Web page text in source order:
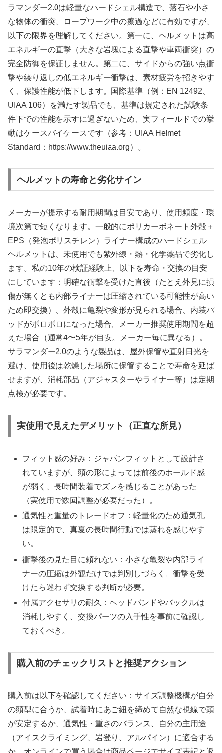
ラマンダー2.0は軽量なハードシェル構造で、落石や小さ
な物体の衝突、ロープワーク中の擦過などに有効ですが、
以下の限界を理解してください。第一に、ヘルメットは高
エネルギーの直撃（大きな岩塊による直撃や車両衝突）の
完全防御を保証しません。第二に、サイドからの強い点衝
撃や繰り返しの低エネルギー衝撃は、素材疲労を招きやす
く、保護性能が低下します。国際基準（例：EN 12492、
UIAA 106）を満たす製品でも、基準は規定された試験条
件下での性能を示すに過ぎないため、実フィールドでの挙
動はケースバイケースです（参考：UIAA Helmet
Standard：https://www.theuiaa.org）。
ヘルメットの寿命と劣化サイン
メーカーが提示する耐用期間は目安であり、使用頻度・環
境次第で短くなります。一般的にポリカーボネート外殻＋
EPS（発泡ポリスチレン）ライナー構成のハードシェル
ヘルメットは、未使用でも紫外線・熱・化学薬品で劣化し
ます。私の10年の検証経験上、以下を寿命・交換の目安
にしています：明確な衝撃を受けた直後（たとえ外見に損
傷が無くとも内部ライナーは圧縮されている可能性が高い
ため即交換）、外殻に亀裂や変形が見られる場合、内装パ
ッドがボロボロになった場合、メーカー推奨使用期間を超
えた場合（通常4〜5年が目安。メーカー毎に異なる）。
サラマンダー2.0のような製品は、屋外保管や直射日光を
避け、使用後は乾燥した場所に保管することで寿命を延ば
せますが、消耗部品（アジャスターやライナー等）は定期
点検が必要です。
実使用で見えたデメリット（正直な所見）
フィット感の好み：ジャパンフィットとして設計さ
れていますが、頭の形によっては前後のホールド感
が弱く、長時間装着でズレを感じることがあった
（実使用で数回調整が必要だった）。
通気性と重量のトレードオフ：軽量化のため通気孔
は限定的で、真夏の長時間行動では蒸れを感じやす
い。
衝撃後の見た目に頼れない：小さな亀裂や内部ライ
ナーの圧縮は外観だけでは判別しづらく、衝撃を受
けたら迷わず交換する判断が必要。
付属アクセサリの耐久：ヘッドバンドやバックルは
消耗しやすく、交換パーツの入手性を事前に確認し
ておくべき。
購入前のチェックリストと推奨アクション
購入前は以下を確認してください：サイズ調整機構が自分
の頭型に合うか、試着時にあご紐を締めて自然な視線で頭
が安定するか、通気性・重さのバランス、自分の主用途
（アイスクライミング、岩登り、アルパイン）に適合する